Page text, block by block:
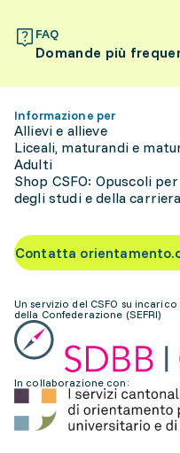
FAQ
Domande più
Informazione per
Allievi e allieve
Liceali, maturandi e
Adulti
Shop CSFO: Opuscoli
degli studi e della carriera
Contatta
Un servizio del CSFO su
della Confederazione (SEFRI)
In collaborazione con: